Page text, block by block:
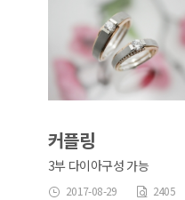
커플링
3부 다이아구성 가능
2017-08-29 2405